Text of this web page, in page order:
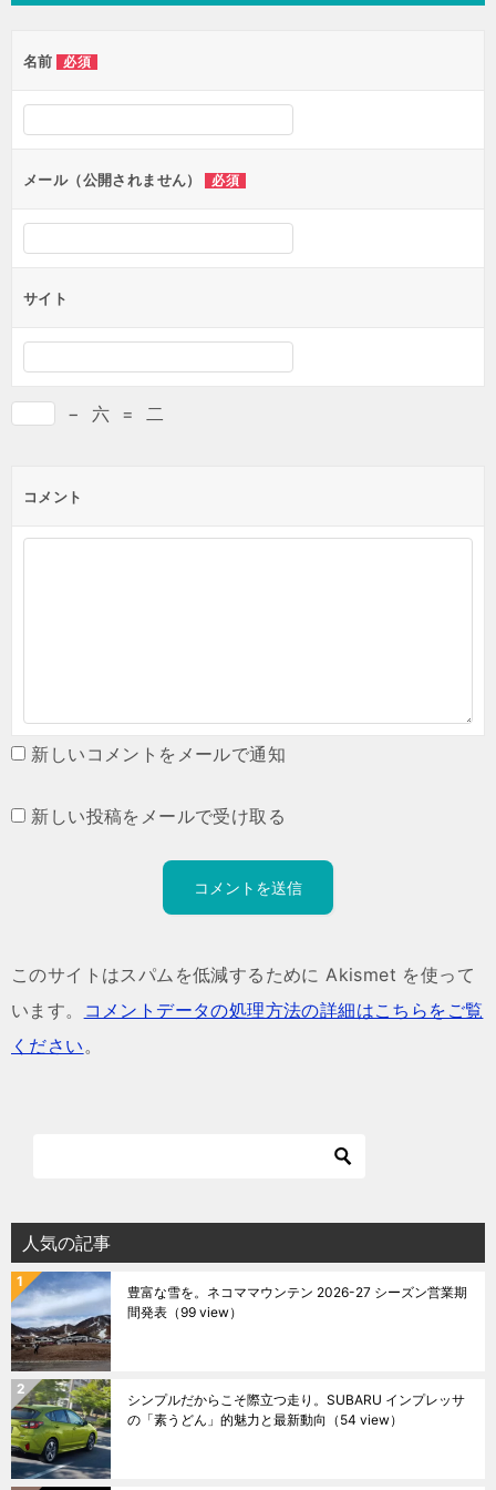
名前 必須
メール（公開されません） 必須
サイト
− 六 = 二
コメント
新しいコメントをメールで通知
新しい投稿をメールで受け取る
このサイトはスパムを低減するために Akismet を使って
います。
コメントデータの処理方法の詳細はこちらをご覧
ください。
人気の記事
豊富な雪を。ネコママウンテン 2026-27 シーズン営業期
間発表 （99 view）
シンプルだからこそ際立つ走り。SUBARU インプレッサ
の「素うどん」的魅力と最新動向 （54 view）